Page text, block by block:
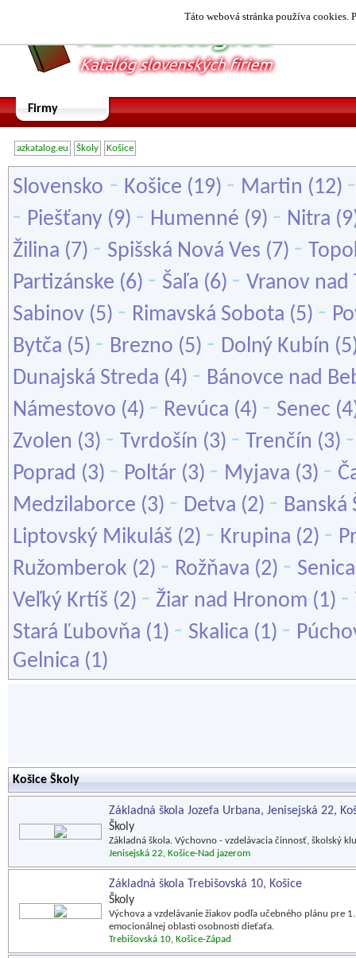
Táto webová stránka používa cookies.
Firmy
azkatalog.eu Školy Košice
Slovensko - Košice (19) - Martin (12)
- Piešťany (9) - Humenné (9) - Nitra
Žilina (7) - Spišská Nová Ves (7) -
Partizánske (6) - Šaľa (6) - Vranov nad
Sabinov (5) - Rimavská Sobota (5) -
Bytča (5) - Brezno (5) - Dolný Kubín
Dunajská Streda (4) - Bánovce nad
Námestovo (4) - Revúca (4) - Senec
Zvolen (3) - Tvrdošín (3) - Trenčín (3)
Poprad (3) - Poltár (3) - Myjava (3) -
Medzilaborce (3) - Detva (2) - Banská
Liptovský Mikuláš (2) - Krupina (2) -
Ružomberok (2) - Rožňava (2) - Senica
Veľký Krtíš (2) - Žiar nad Hronom (1) -
Stará Ľubovňa (1) - Skalica (1) -
Gelnica (1)
Košice Školy
Základná škola Jozefa Urbana, Jenisejská 22,
Školy
Základná škola. Výchovno - vzdelávacia činnosť, školský
Jenisejská 22, Košice-Nad jazerom
Základná škola Trebišovská 10, Košice
Školy
Výchova a vzdelávanie žiakov podľa učebného plánu pre
emocionálnej oblasti osobnosti dieťaťa.
Trebišovská 10, Košice-Západ